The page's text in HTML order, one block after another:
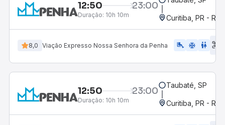
12:50 23:00
Duração: 10h 10m Curitiba, PR -
8,0 Viação Expresso Nossa Senhora da Penha airline_seat_legroom_extra ac_unit WC
12:50 23:00
Duração: 10h 10m
Taubaté, SP
Curitiba, PR -